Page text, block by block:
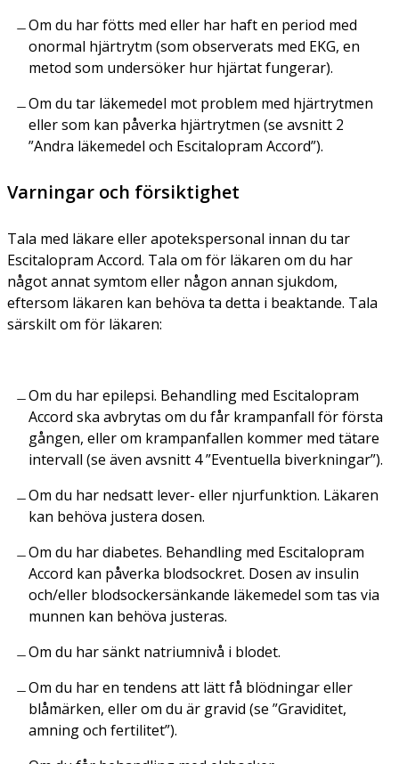
Om du har fötts med eller har haft en period med
onormal hjärtrytm (som observerats med EKG, en
metod som undersöker hur hjärtat fungerar).
Om du tar läkemedel mot problem med hjärtrytmen
eller som kan påverka hjärtrytmen (se avsnitt 2
”Andra läkemedel och Escitalopram Accord”).
Varningar och försiktighet
Tala med läkare eller apotekspersonal innan du tar
Escitalopram Accord. Tala om för läkaren om du har
något annat symtom eller någon annan sjukdom,
eftersom läkaren kan behöva ta detta i beaktande. Tala
särskilt om för läkaren:
Om du har epilepsi. Behandling med Escitalopram
Accord ska avbrytas om du får krampanfall för första
gången, eller om krampanfallen kommer med tätare
intervall (se även avsnitt 4 ”Eventuella biverkningar”).
Om du har nedsatt lever- eller njurfunktion. Läkaren
kan behöva justera dosen.
Om du har diabetes. Behandling med Escitalopram
Accord kan påverka blodsockret. Dosen av insulin
och/eller blodsockersänkande läkemedel som tas via
munnen kan behöva justeras.
Om du har sänkt natriumnivå i blodet.
Om du har en tendens att lätt få blödningar eller
blåmärken, eller om du är gravid (se ”Graviditet,
amning och fertilitet”).